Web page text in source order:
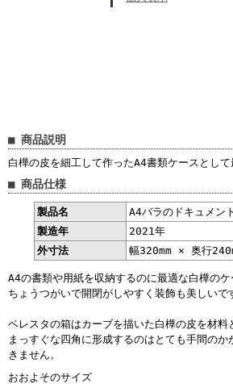
■ 商品説明
白樺の皮を細工して作ったA4書類ケースとし
■ 商品仕様
製品名
A4バラのドキュメン
製造年
2021年
外寸法
幅320mm × 奥行
A4の書類や用紙を収納するのに最適な白樺のケ
ちょうつがいで開閉がしやすく装飾も美しいで
ベレスタの箱はカーブを描いた白樺の皮を材料
まっすぐな四角に形成するのはとても手間の
きません。
おおよそのサイズ